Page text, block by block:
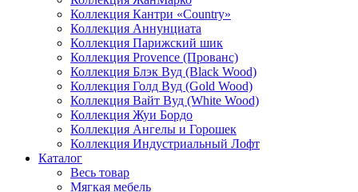
Коллекция Кантри «Country»
Коллекция Аннунциата
Коллекция Парижский шик
Коллекция Provence (Прованс)
Коллекция Блэк Вуд (Black Wood)
Коллекция Голд Вуд (Gold Wood)
Коллекция Вайт Вуд (White Wood)
Коллекция Жуи Бордо
Коллекция Ангелы и Горошек
Коллекция Индустриальный Лофт
Каталог
Весь товар
Мягкая мебель